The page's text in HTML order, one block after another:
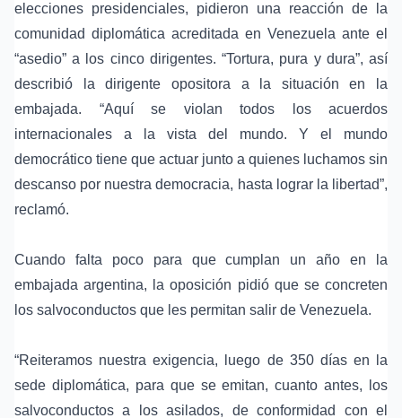
elecciones presidenciales, pidieron una reacción de la
comunidad diplomática acreditada en Venezuela ante el
“asedio” a los cinco dirigentes. “Tortura, pura y dura”, así
describió la dirigente opositora a la situación en la
embajada. “Aquí se violan todos los acuerdos
internacionales a la vista del mundo. Y el mundo
democrático tiene que actuar junto a quienes luchamos sin
descanso por nuestra democracia, hasta lograr la libertad”,
reclamó.
Cuando falta poco para que cumplan un año en la
embajada argentina, la oposición pidió que se concreten
los salvoconductos que les permitan salir de Venezuela.
“Reiteramos nuestra exigencia, luego de 350 días en la
sede diplomática, para que se emitan, cuanto antes, los
salvoconductos a los asilados, de conformidad con el